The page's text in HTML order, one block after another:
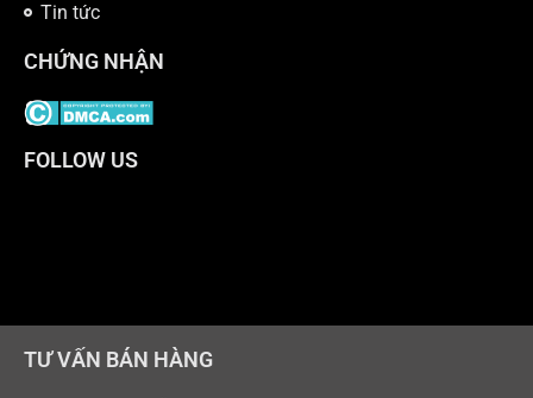
Tin tức
CHỨNG NHẬN
FOLLOW US
TƯ VẤN BÁN HÀNG